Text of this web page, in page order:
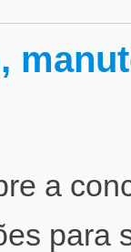
a
para